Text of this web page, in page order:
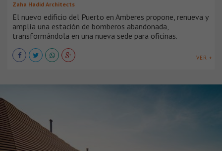
Zaha Hadid Architects
El nuevo edificio del Puerto en Amberes propone, renueva y
amplía una estación de bomberos abandonada,
transformándola en una nueva sede para oficinas.
VER +